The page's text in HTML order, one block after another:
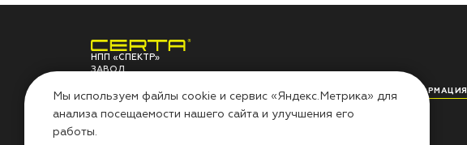
НПП «СПЕКТР»
ЗАВОД
МАТЕРИАЛОВ
О ЗАВОДЕ
НПП «СПЕКТР»
ПОЛЕЗНАЯ ИНФОРМАЦИЯ
Советы технолога
Мы используем файлы cookie и сервис «Яндекс.Метрика» для
анализа посещаемости нашего сайта и улучшения его
работы.